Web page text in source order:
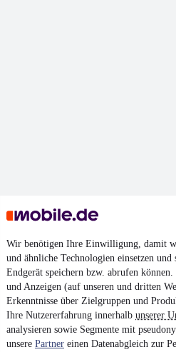
Wir benötigen Ihre Einwilligung, damit
und ähnliche Technologien einsetzen
Endgerät speichern bzw. abrufen
und Anzeigen (auf unseren und dritten
Erkenntnisse über Zielgruppen und
Ihre Nutzererfahrung innerhalb unserer
analysieren sowie Segmente mit
unsere Partner einen Datenabgleich zur